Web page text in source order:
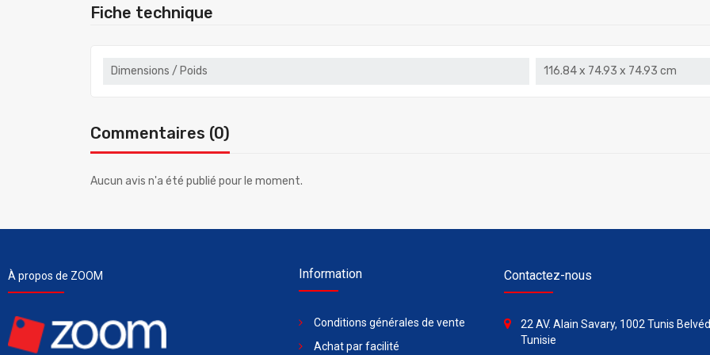
Fiche technique
Dimensions / Poids ‎116.84 x 74.93 x 74.93 cm
Commentaires (0)
Aucun avis n'a été publié pour le moment.
À propos de ZOOM Information
Conditions générales de vente
Achat par facilité
Contactez-nous
22 AV. Alain Savary, 1002 Tunis
Tunisie